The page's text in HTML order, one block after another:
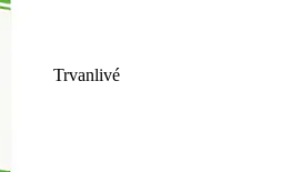
Trvanlivé